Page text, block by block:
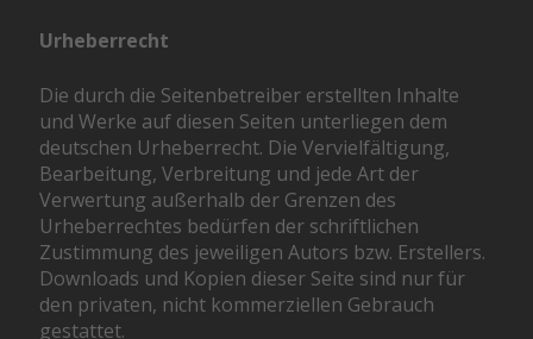
Urheberrecht
Die durch die Seitenbetreiber erstellten Inhalte
und Werke auf diesen Seiten unterliegen dem
deutschen Urheberrecht. Die Vervielfältigung,
Bearbeitung, Verbreitung und jede Art der
Verwertung außerhalb der Grenzen des
Urheberrechtes bedürfen der schriftlichen
Zustimmung des jeweiligen Autors bzw. Erstellers.
Downloads und Kopien dieser Seite sind nur für
den privaten, nicht kommerziellen Gebrauch
gestattet.